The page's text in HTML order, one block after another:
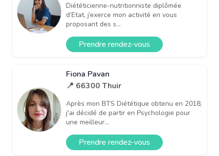
Diététicienne-nutritionniste diplômée
d’Etat, j’exerce mon activité en vous
proposant des s...
Prendre rendez-vous
Fiona Pavan
📍 66300 Thuir
Après mon BTS Diététique obtenu en 2018,
j'ai décidé de partir en Psychologie pour
une meilleur...
Prendre rendez-vous